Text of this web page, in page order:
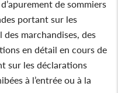
de sommiers
portant sur les
marchandises, des
en détail en cours de
sur les déclarations
à l’entrée ou à la